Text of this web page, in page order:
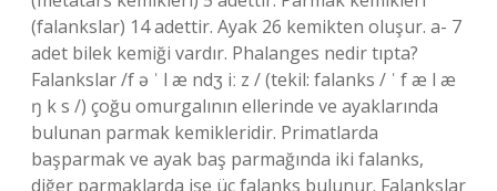
(falankslar) 14 adettir. Ayak 26 kemikten oluşur. a- 7
adet bilek kemiği vardır. Phalanges nedir tıpta?
Falankslar /f ə ˈ l æ ndʒ iː z / (tekil: falanks / ˈ f æ l æ
ŋ k s /) çoğu omurgalının ellerinde ve ayaklarında
bulunan parmak kemikleridir. Primatlarda
başparmak ve ayak baş parmağında iki falanks,
diğer parmaklarda ise üç falanks bulunur. Falankslar